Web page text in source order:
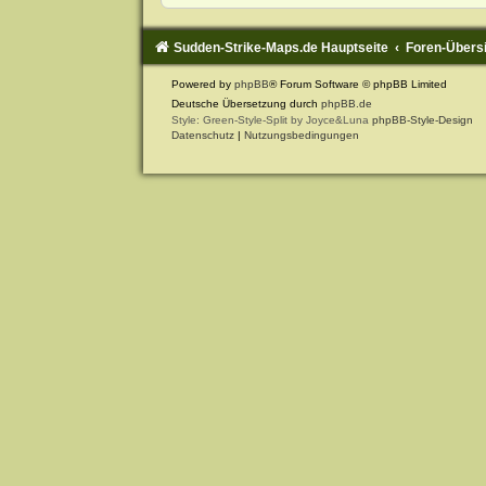
Sudden-Strike-Maps.de Hauptseite Foren-
Powered by phpBB® Forum Software © phpBB Limited
Deutsche Übersetzung durch phpBB.de
Style: Green-Style-Split by Joyce&Luna phpBB-Style-Design
Datenschutz | Nutzungsbedingungen